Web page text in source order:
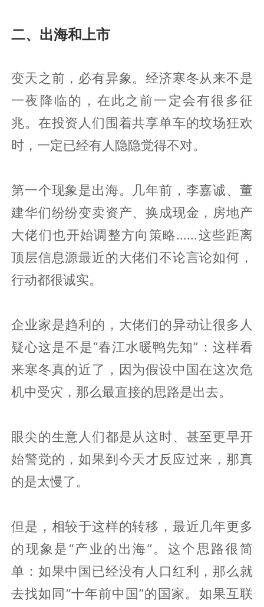
二、出海和上市
变天之前，必有异象。经济寒冬从来不是
一夜降临的，在此之前一定会有很多征
兆。在投资人们围着共享单车的坟场狂欢
时，一定已经有人隐隐觉得不对。
第一个现象是出海。几年前，李嘉诚、董
建华们纷纷变卖资产、换成现金，房地产
大佬们也开始调整方向策略……这些距离
顶层信息源最近的大佬们不论言论如何，
行动都很诚实。
企业家是趋利的，大佬们的异动让很多人
疑心这是不是“春江水暖鸭先知”：这样看
来寒冬真的近了，因为假设中国在这次危
机中受灾，那么最直接的思路是出去。
眼尖的生意人们都是从这时、甚至更早开
始警觉的，如果到今天才反应过来，那真
的是太慢了。
但是，相较于这样的转移，最近几年更多
的现象是“产业的出海”。这个思路很简
单：如果中国已经没有人口红利，那么就
去找如同“十年前中国”的国家。如果互联